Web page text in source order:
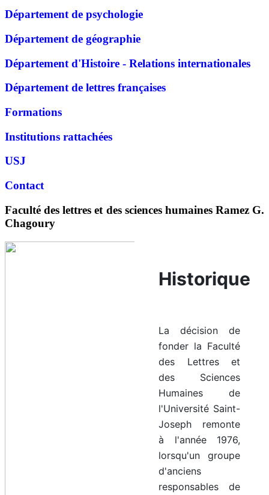
Département de psychologie
Département de géographie
Département d'Histoire - Relations internationales
Département de lettres françaises
Formations
Institutions rattachées
USJ
Contact
Faculté des lettres et des sciences humaines Ramez G.
Chagoury
Historique
La décision de
fonder la Faculté
des Lettres et
des Sciences
Humaines de
l'Université Saint-
Joseph remonte
à l'année 1976,
lorsqu'un groupe
d'anciens
responsables de